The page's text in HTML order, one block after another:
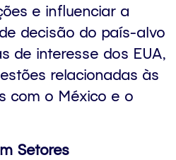
e influenciar a
decisão do país-alvo
de interesse dos EUA,
relacionadas às
com o México e o
Setores